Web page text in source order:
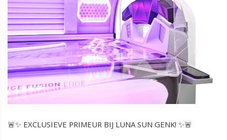
🚨✨ EXCLUSIEVE PRIMEUR BIJ LUNA SUN GENK! ✨🚨